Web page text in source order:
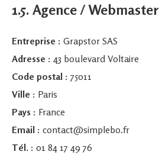
1.5. Agence / Webmaster
Entreprise : Grapstor SAS
Adresse : 43 boulevard Voltaire
Code postal : 75011
Ville : Paris
Pays : France
Email : contact@simplebo.fr
Tél. : 01 84 17 49 76